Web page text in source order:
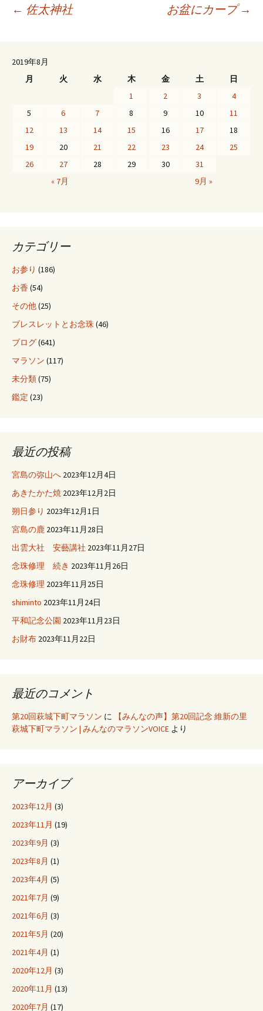
投
稿
ナ
ビ
ゲ
シ
ョ
ン
← 佐太神社 お盆にカープ→
2019年8月
月
火 水 木 金 土
日
1
2 3
4
5
6 7 8 9 10
11
12
13 14 15 16 17
18
19
20 21 22 23 24
25
26
27 28 29 30
31
« 7月
9月 »
カテゴリー
お参り (186)
お香(54)
その他(25)
ブレスレットとお念珠(46)
ブログ(641)
マラソン (117)
未分類(75)
鑑定 (23)
最近の投稿
宮島の弥山へ 2023年12月4日
あきたかた焼 2023年12月2日
朔日参り 2023年12月1日
宮島の鹿 2023年11月28日
出雲大社 安藝講社 2023年11月27日
念珠修理 続き 2023年11月26日
念珠修理 2023年11月25日
shiminto 2023年11月24日
平和記念公園 2023年11月23日
お財布 2023年11月22日
最近のコメント
第20回萩城下町マラソン に
【みんなの声】第20回記念 維新の里
萩城下町マラソン | みんなのマラソンVOICE より
アーカイブ
2023年12月 (3)
2023年11月 (19)
2023年9月 (3)
2023年8月 (1)
2023年4月 (5)
2021年7月 (9)
2021年6月 (3)
2021年5月 (20)
2021年4月 (1)
2020年12月 (3)
2020年11月 (13)
2020年7月 (17)